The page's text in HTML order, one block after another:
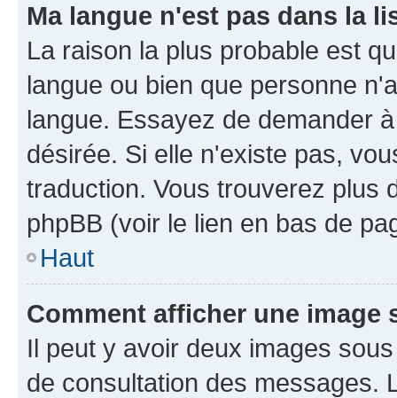
Ma langue n'est pas dans la
La raison la plus probable est
langue ou bien que personne
langue. Essayez de demander
désirée. Si elle n'existe pas,
traduction. Vous trouverez plus
phpBB (voir le lien en bas de
Haut
Comment afficher une image
Il peut y avoir deux images
de consultation des messages.